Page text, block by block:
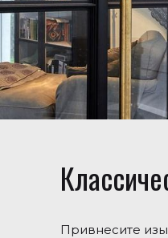
Привнесите